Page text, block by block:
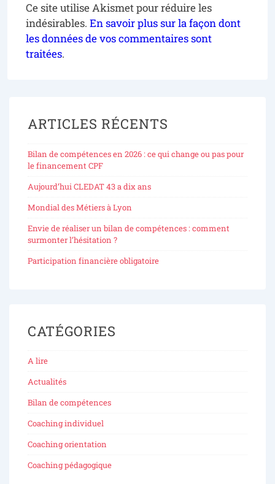
Ce site utilise Akismet pour réduire les
indésirables. En savoir plus sur la façon dont
les données de vos commentaires sont
traitées.
ARTICLES RÉCENTS
Bilan de compétences en 2026 : ce qui change ou pas pour
le financement CPF
Aujourd’hui CLEDAT 43 a dix ans
Mondial des Métiers à Lyon
Envie de réaliser un bilan de compétences : comment
surmonter l’hésitation ?
Participation financière obligatoire
CATÉGORIES
A lire
Actualités
Bilan de compétences
Coaching individuel
Coaching orientation
Coaching pédagogique